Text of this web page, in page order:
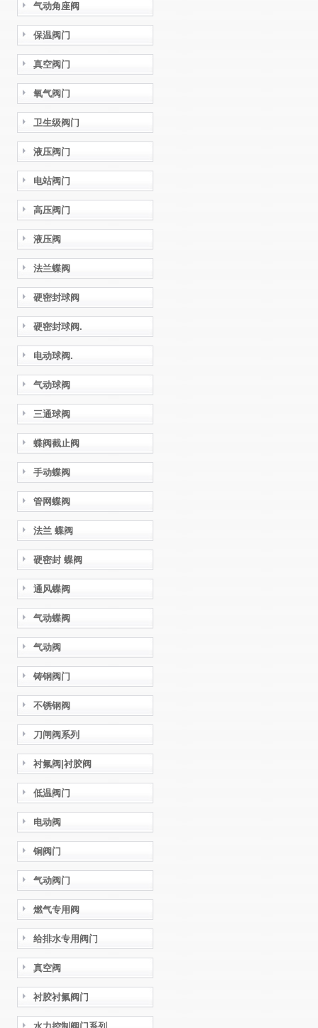
气动角座阀
保温阀门
真空阀门
氧气阀门
卫生级阀门
液压阀门
电站阀门
高压阀门
液压阀
法兰蝶阀
硬密封球阀
硬密封球阀.
电动球阀.
气动球阀
三通球阀
蝶阀截止阀
手动蝶阀
管网蝶阀
法兰 蝶阀
硬密封 蝶阀
通风蝶阀
气动蝶阀
气动阀
铸钢阀门
不锈钢阀
刀闸阀系列
衬氟阀|衬胶阀
低温阀门
电动阀
铜阀门
气动阀门
燃气专用阀
给排水专用阀门
真空阀
衬胶衬氟阀门